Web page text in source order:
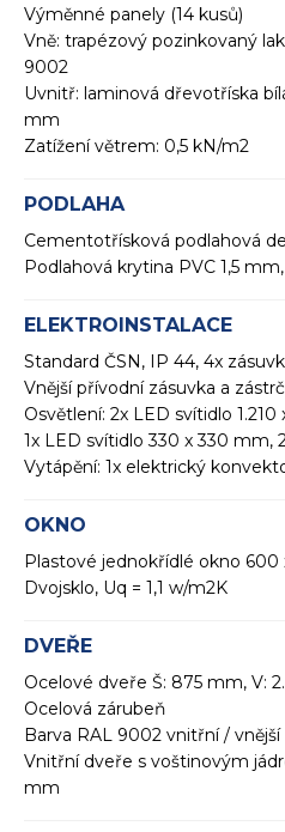
Výměnné panely (14 kusů)
Vně: trapézový pozinkovaný
9002
Uvnitř: laminová dřevotříska
mm
Zatížení větrem: 0,5 kN/m2
PODLAHA
Cementotřísková podlahová
Podlahová krytina PVC 1,5
ELEKTROINSTALACE
Standard ČSN, IP 44, 4x
Vnější přívodní zásuvka a
Osvětlení: 2x LED svítidlo 1.210
1x LED svítidlo 330 x 330 mm,
Vytápění: 1x elektrický
OKNO
Plastové jednokřídlé okno
Dvojsklo, Uq = 1,1 w/m2K
DVEŘE
Ocelové dveře Š: 875 mm, V:
Ocelová zárubeň
Barva RAL 9002 vnitřní / vnější
Vnitřní dveře s voštinovým
mm